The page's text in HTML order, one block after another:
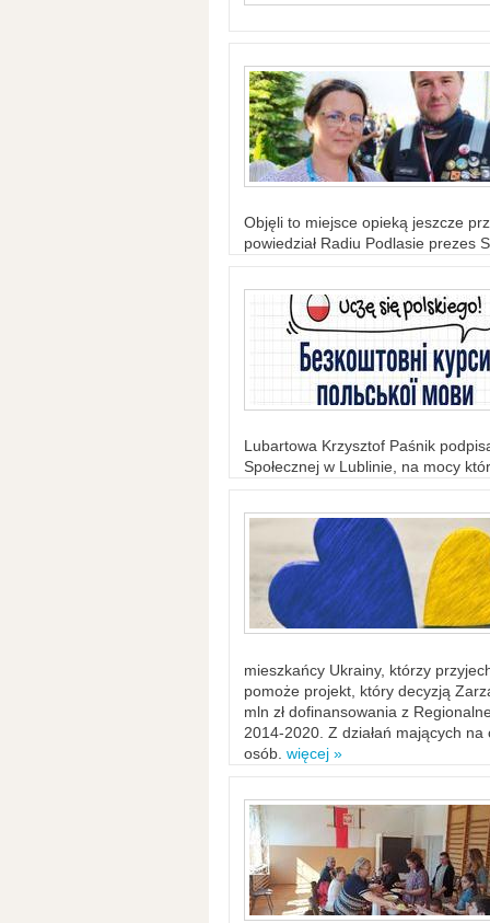
Objęli to miejsce opieką jeszcze
powiedział Radiu Podlasie prezes
Lubartowa Krzysztof Paśnik
Społecznej w Lublinie, na mocy
mieszkańcy Ukrainy, którzy
pomoże projekt, który decyzją
mln zł dofinansowania z
2014-2020. Z działań mających
osób. więcej »